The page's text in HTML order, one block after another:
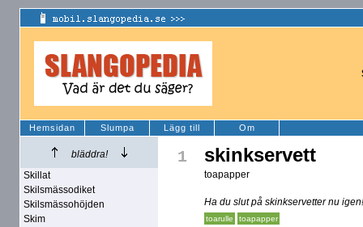
Hemsidan Slumpa Lägg till Om
bläddra!
Skillat
Skilsmässodiket
Skilsmässohöjden
Skim
1 skinkservett
toapapper
Ha du slut på skinkservetter nu igen!
toarulle toapapper